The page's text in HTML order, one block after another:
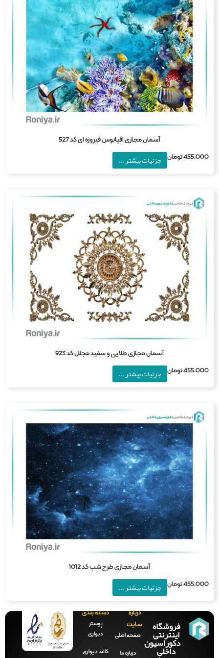
آسمان مجازی اقیانوس فیروزه ای کد 527
تومان جزئیات بیشتر ...
آسمان مجازی طلایی و سفید مجلل کد 923
تومان جزئیات بیشتر ...
آسمان مجازی طرح شب کد 1012
تومان جزئیات بیشتر ...
فروشگاه
اینترنتی
دکوراسیون
داخلی
درباره
سایت
صفحه‌ اصلی
درباره ما
دسته بندی
کاغذ دیواری